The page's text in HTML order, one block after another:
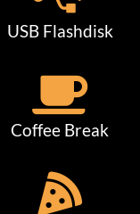
USB Flashdisk
Coffee Break